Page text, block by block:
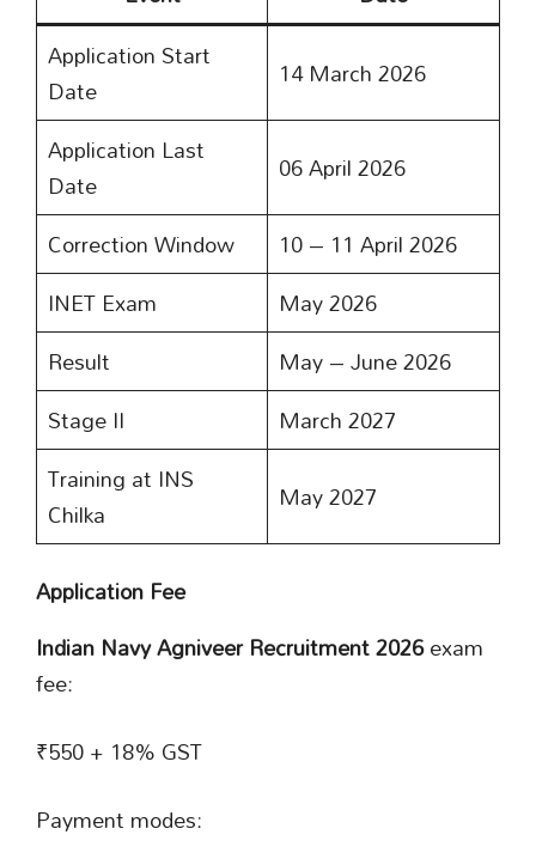
Application Start
Date
14 March 2026
Application Last
Date
06 April 2026
Correction Window
10 – 11 April 2026
INET Exam
May 2026
Result
May – June 2026
Stage II
March 2027
Training at INS
Chilka
May 2027
Application Fee
Indian Navy Agniveer Recruitment 2026exam
fee:
₹550 + 18% GST
Payment modes: